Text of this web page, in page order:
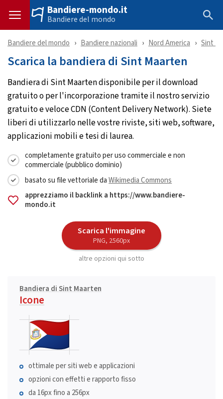
Bandiere-mondo.it
Bandiere del mondo
Bandiere del mondo Bandiere nazionali Nord America Sint
Scarica la bandiera di Sint Maarten
Bandiera di Sint Maarten disponibile per il download
gratuito o per l'incorporazione tramite il nostro servizio
gratuito e veloce CDN (Content Delivery Network). Siete
liberi di utilizzarlo nelle vostre riviste, siti web, software,
applicazioni mobili e tesi di laurea.
completamente gratuito per uso commerciale e non
commerciale (pubblico dominio)
basato su file vettoriale daWikimedia Commons
apprezziamo il backlink a https://www.bandiere-
mondo.it
Scarica l'immagine
PNG, 2560px
altre opzioni qui sotto
Bandiera di Sint Maarten
Icone
ottimale per siti web e applicazioni
opzioni con effetti e rapporto fisso
da 16px fino a 256px